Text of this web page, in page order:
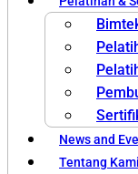
News and
Tentang Kami